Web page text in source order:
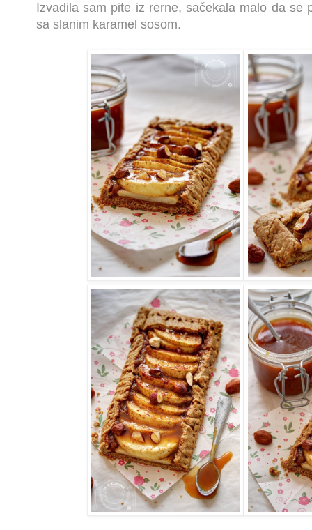
Izvadila sam pite iz rerne, sačekala malo da se
sa slanim karamel sosom.